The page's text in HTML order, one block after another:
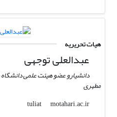
هیات تحریریه
عبدالعلی توجهی
دانشیارو عضو هیئت علمی
مطهری
tuliat
motahari.ac.ir